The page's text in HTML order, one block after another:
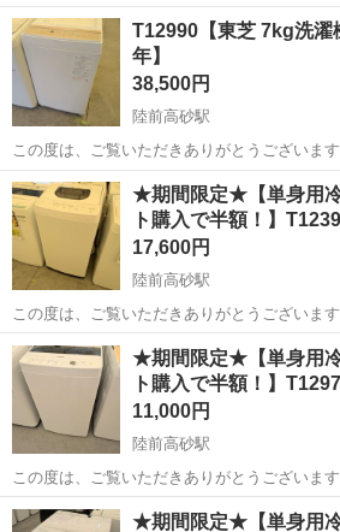
----------------------------- ★期間限定★
宮城 仙台市 陸前高砂駅 生活家電
T12990【東芝 7kg洗濯
年】
38,500円
陸前高砂駅
この度は、ご覧いただきありがとうございます。
----------------------------- 【商品
宮城 仙台市 陸前高砂駅 生活家電
★期間限定★【単身用
ト購入で半額！】
17,600円
陸前高砂駅
この度は、ご覧いただきありがとうございます。
----------------------------- ★期間限定★
宮城 仙台市 陸前高砂駅 生活家電
★期間限定★【単身用
ト購入で半額！】
11,000円
陸前高砂駅
この度は、ご覧いただきありがとうございます。
----------------------------- ★期間限定★
宮城 仙台市 陸前高砂駅 生活家電
★期間限定★【単身用